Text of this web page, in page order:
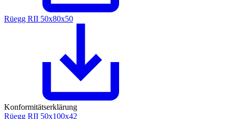
Rüegg RII 50x80x50
Konformitätserklärung
Rüegg RII 50x100x42